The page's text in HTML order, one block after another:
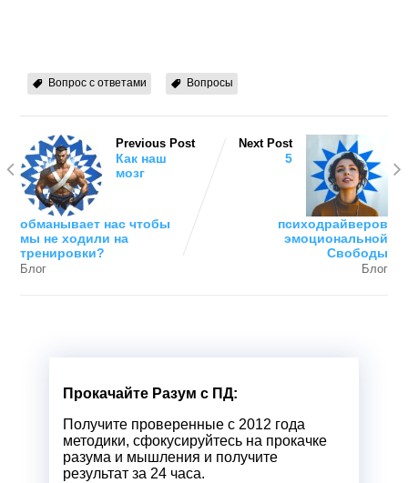
Вопрос с ответами Вопросы
Previous Post
Как наш
мозг
обманывает нас чтобы
мы не ходили на
тренировки?
Блог
Next Post
5
психодрайверов
эмоциональной
Свободы
Блог
Прокачайте Разум с ПД:
Получите проверенные с 2012 года
методики, сфокусируйтесь на прокачке
разума и мышления и получите
результат за 24 часа.